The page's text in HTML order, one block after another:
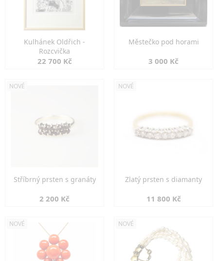
Kulhánek Oldřich -
Rozcvička
22 700 Kč
Městečko pod horami
3 000 Kč
NOVÉ
Stříbrný prsten s granáty
2 200 Kč
NOVÉ
Zlatý prsten s diamanty
11 800 Kč
NOVÉ NOVÉ